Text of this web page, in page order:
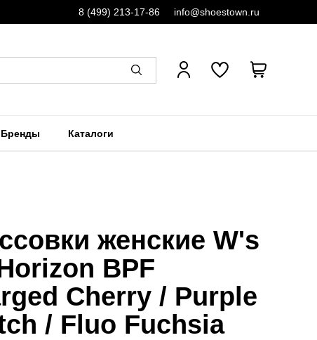
8 (499) 213-17-86 info@shoestown.ru
Бренды Каталоги
женские W's
BPF
Cherry / Purple
/ Fluo Fuchsia